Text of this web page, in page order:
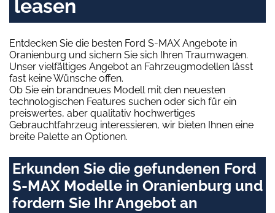
leasen
Entdecken Sie die besten Ford S-MAX Angebote in
Oranienburg und sichern Sie sich Ihren Traumwagen.
Unser vielfältiges Angebot an Fahrzeugmodellen lässt
fast keine Wünsche offen.
Ob Sie ein brandneues Modell mit den neuesten
technologischen Features suchen oder sich für ein
preiswertes, aber qualitativ hochwertiges
Gebrauchtfahrzeug interessieren, wir bieten Ihnen eine
breite Palette an Optionen.
Erkunden Sie die gefundenen Ford
S-MAX Modelle in Oranienburg und
fordern Sie Ihr Angebot an